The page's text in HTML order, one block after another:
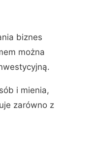
biznes
można
i mienia,
zarówno z